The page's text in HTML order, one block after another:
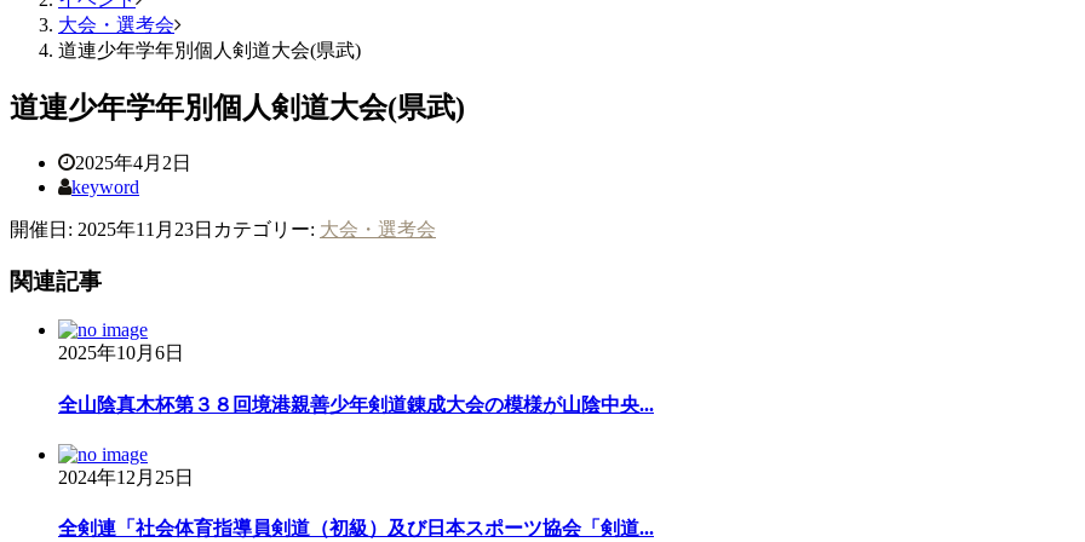
大会・選考会
道連少年学年別個人剣道大会(県武)
道連少年学年別個人剣道大会(県武)
2025年4月2日
keyword
開催日: 2025年11月23日 カテゴリー: 大会・選考会
関連記事
2025年10月6日
全山陰真木杯第３８回境港親善少年剣道錬成大会の模様が山陰中央...
2024年12月25日
全剣連「社会体育指導員剣道（初級）及び日本スポーツ協会「剣道...